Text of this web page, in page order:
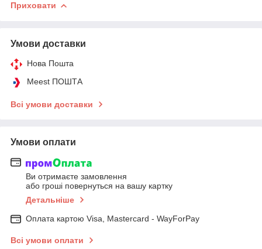
Приховати
Умови доставки
Нова Пошта
Meest ПОШТА
Всі умови доставки
Умови оплати
Ви отримаєте замовлення
або гроші повернуться на вашу картку
Детальніше
Оплата картою Visa, Mastercard - WayForPay
Всі умови оплати